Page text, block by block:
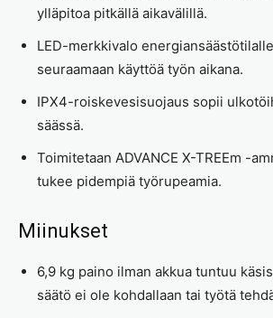
ylläpitoa pitkällä aikavälillä.
LED-merkkivalo
seuraamaan käyttöä työn aikana.
IPX4-roiskevesisuojaus sopii
säässä.
Toimitetaan ADVANCE X-TREEm -
tukee pidempiä työrupeamia.
Miinukset
6,9 kg paino ilman akkua tuntuu
säätö ei ole kohdallaan tai työtä